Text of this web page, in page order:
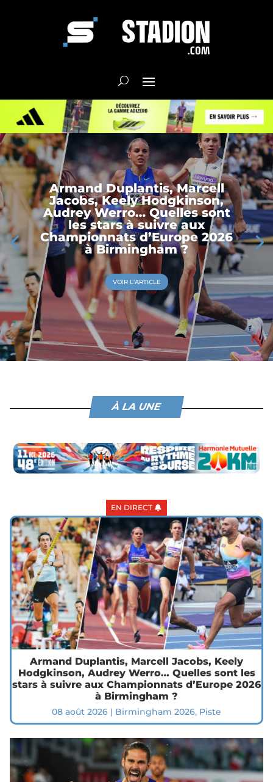
Armand Duplantis, Marcell
Jacobs, Keely Hodgkinson,
Audrey Werro… Quelles sont
les stars à suivre aux
Championnats d’Europe 2026
à Birmingham ?
VOIR L'ARTICLE
À LA UNE
EN DIRECT
Armand Duplantis, Marcell Jacobs, Keely
Hodgkinson, Audrey Werro… Quelles sont les
stars à suivre aux Championnats d’Europe 2026
à Birmingham ?
08 août 2026 | Birmingham 2026, Piste